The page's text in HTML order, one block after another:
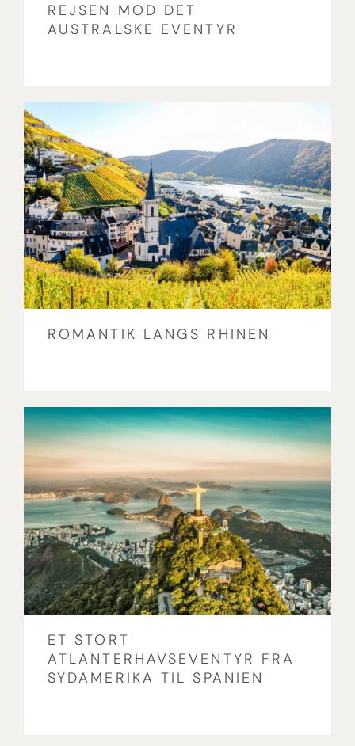
REJSEN MOD DET
AUSTRALSKE EVENTYR
ROMANTIK LANGS RHINEN
ET STORT
ATLANTERHAVSEVENTYR FRA
SYDAMERIKA TIL SPANIEN